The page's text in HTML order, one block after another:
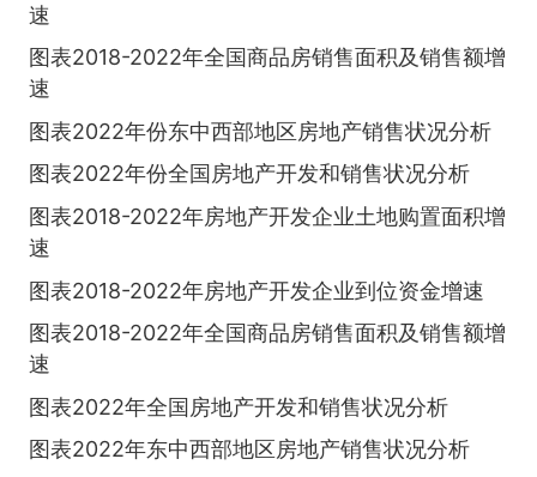
速
图表2018-2022年全国商品房销售面积及销售额增
速
图表2022年份东中西部地区房地产销售状况分析
图表2022年份全国房地产开发和销售状况分析
图表2018-2022年房地产开发企业土地购置面积增
速
图表2018-2022年房地产开发企业到位资金增速
图表2018-2022年全国商品房销售面积及销售额增
速
图表2022年全国房地产开发和销售状况分析
图表2022年东中西部地区房地产销售状况分析